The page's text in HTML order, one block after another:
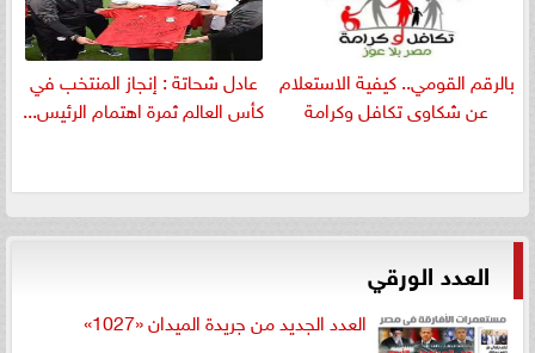
بالرقم القومي.. كيفية الاستعلام
عن شكاوى تكافل وكرامة
عادل شحاتة : إنجاز المنتخب في
كأس العالم ثمرة اهتمام الرئيس...
العدد الورقي
العدد الجديد من جريدة الميدان «1027»